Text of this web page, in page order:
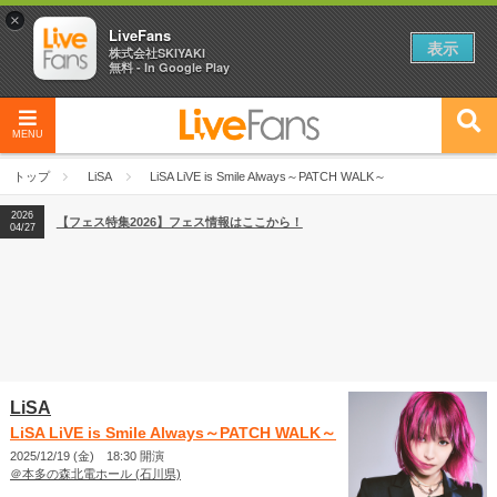
MENU
トップ LiSA LiSA LiVE is Smile Always～PATCH WALK～
2026
04/27
2026
【ライブ動員ランキング】2026年上半期編発表！
2026
04/27
【フェス特集2026】フェス情報はここから！
LiSA
LiSA LiVE is Smile Always～PATCH WALK～
2025/12/19 (金) 18:30 開演
＠本多の森北電ホール (石川県)
×
LiveFans
株式会社SKIYAKI
無料 - In Google Play
表示